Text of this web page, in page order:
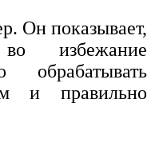
Он показывает,
избежание
обрабатывать
и правильно